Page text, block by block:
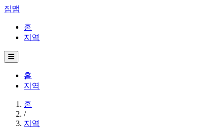
집맵
홈
지역
☰
홈
지역
홈
/
지역